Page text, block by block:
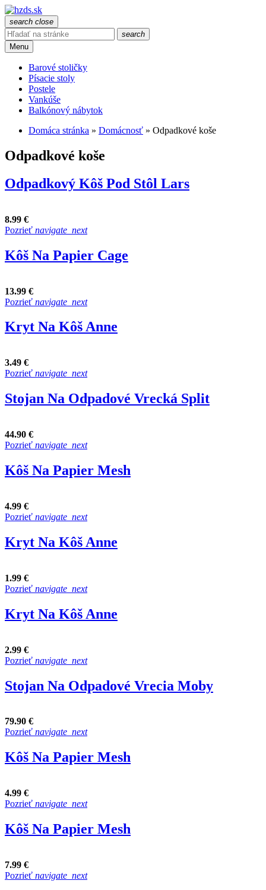
search close
search
Menu
Barové stoličky
Písacie stoly
Postele
Vankúše
Balkónový nábytok
Domáca stránka » Domácnosť » Odpadkové koše
Odpadkové koše
Odpadkový Kôš Pod Stôl Lars
8.99 €
Pozrieť navigate_next
Kôš Na Papier Cage
13.99 €
Pozrieť navigate_next
Kryt Na Kôš Anne
3.49 €
Pozrieť navigate_next
Stojan Na Odpadové Vrecká Split
44.90 €
Pozrieť navigate_next
Kôš Na Papier Mesh
4.99 €
Pozrieť navigate_next
Kryt Na Kôš Anne
1.99 €
Pozrieť navigate_next
Kryt Na Kôš Anne
2.99 €
Pozrieť navigate_next
Stojan Na Odpadové Vrecia Moby
79.90 €
Pozrieť navigate_next
Kôš Na Papier Mesh
4.99 €
Pozrieť navigate_next
Kôš Na Papier Mesh
7.99 €
Pozrieť navigate_next